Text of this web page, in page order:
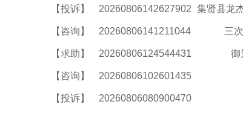
【投诉】 20260806142627902
【咨询】 20260806141211044 三
【求助】 20260806124544431 御
【咨询】 20260806102601435
【投诉】 20260806080900470